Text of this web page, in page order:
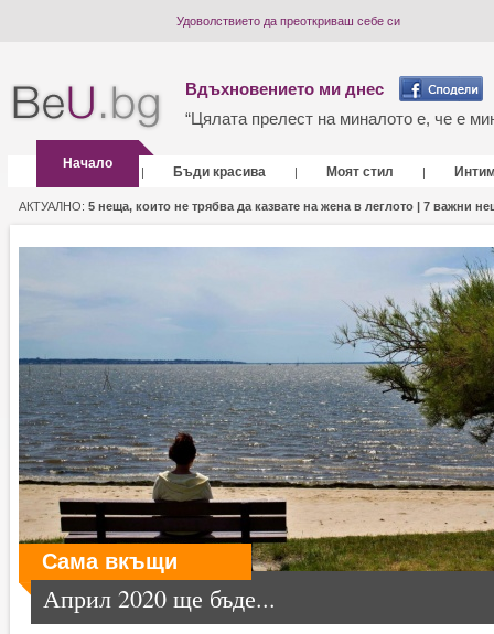
Удоволствието да преоткриваш себе си
Вдъхновението ми днес
“Цялата прелест на миналото е, че е
Начало
| Бъди красива | Моят стил |
АКТУАЛНО: 5 неща, които не трябва да казвате на жена в леглото | 7 важни
Сама вкъщи
Април 2020 ще бъде...